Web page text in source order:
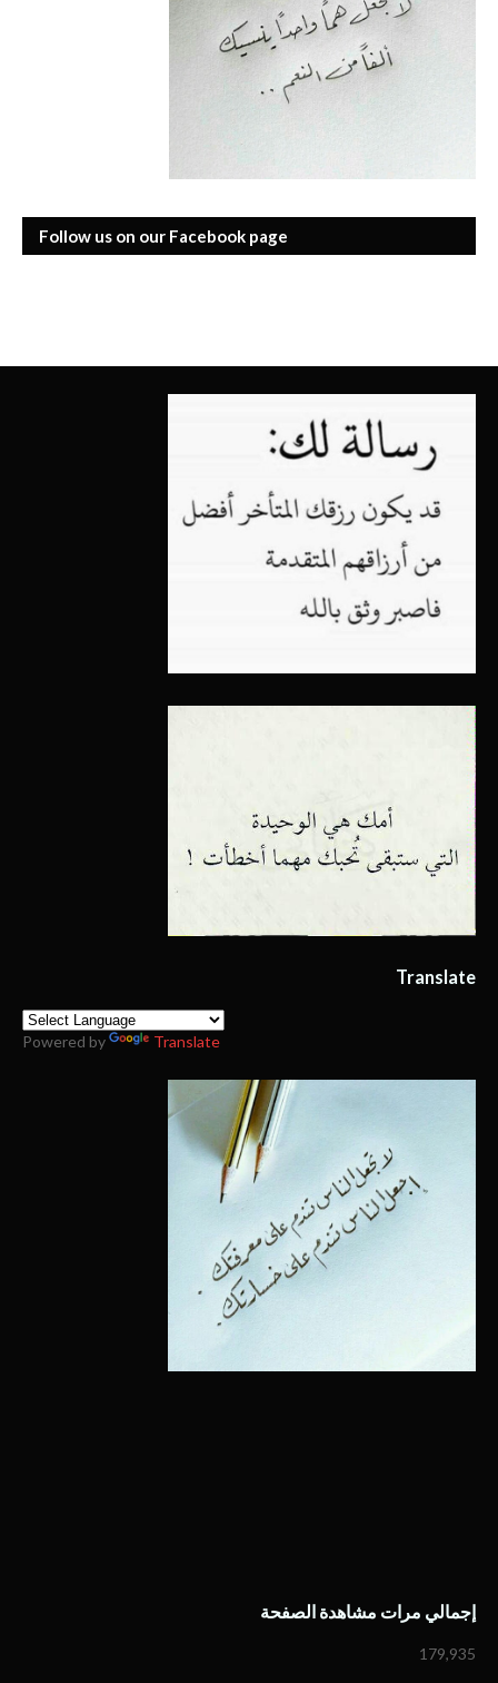
Follow us on our Facebook page
Translate
Powered by Translate
إجمالي مرات مشاهدة الصفحة
179,935